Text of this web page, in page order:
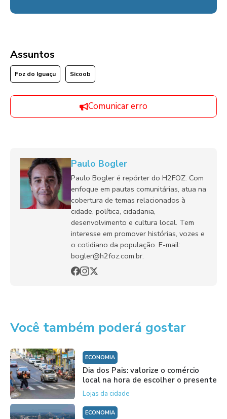
Assuntos
Foz do Iguaçu Sicoob
Comunicar erro
Paulo Bogler
Paulo Bogler é repórter do H2FOZ. Com
enfoque em pautas comunitárias, atua na
cobertura de temas relacionados à
cidade, política, cidadania,
desenvolvimento e cultura local. Tem
interesse em promover histórias, vozes e
o cotidiano da população. E-mail:
bogler@h2foz.com.br.
Você também poderá gostar
ECONOMIA
Dia dos Pais: valorize o comércio
local na hora de escolher o presente
Lojas da cidade
ECONOMIA